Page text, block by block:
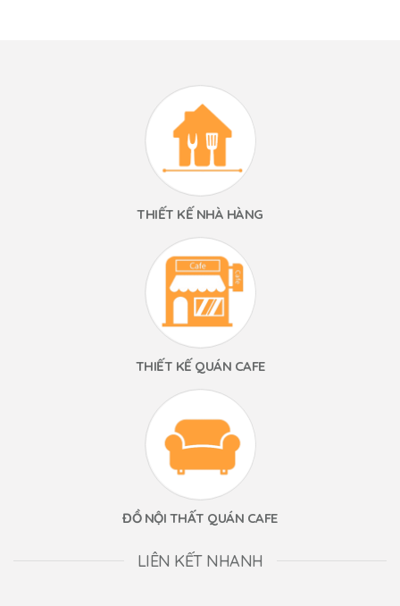
THIẾT KẾ NHÀ HÀNG
THIẾT KẾ QUÁN CAFE
ĐỒ NỘI THẤT QUÁN CAFE
LIÊN KẾT NHANH